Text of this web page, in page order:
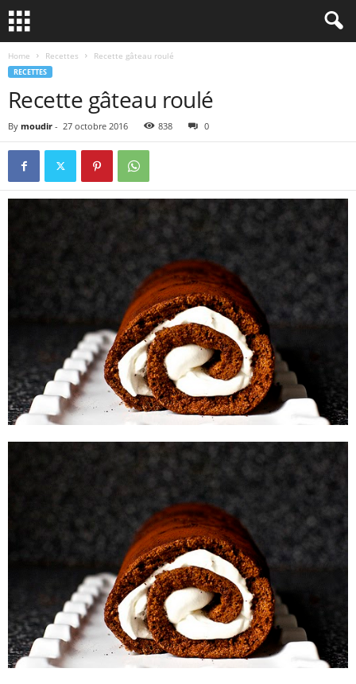
Home Recettes Recette gâteau roulé
RECETTES
Recette gâteau roulé
By moudir - 27 octobre 2016 838 0